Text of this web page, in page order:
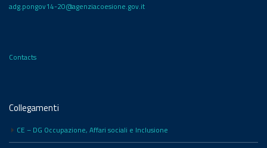
adg.pongov14-20@agenziacoesione.gov.it
Contacts
Collegamenti
CE – DG Occupazione, Affari sociali e Inclusione